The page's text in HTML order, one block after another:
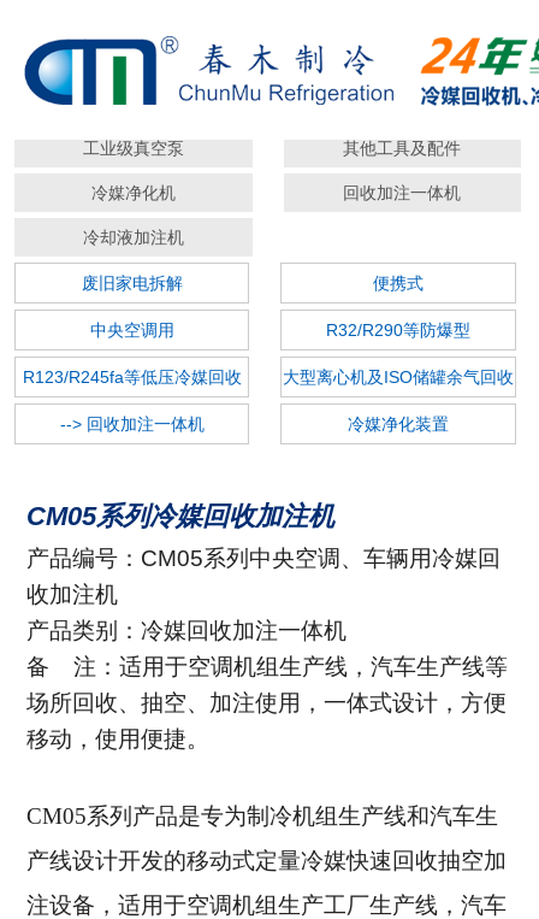
--> 冷媒回收机 冷媒加注机
工业级真空泵 其他工具及配件
冷媒净化机 回收加注一体机
冷却液加注机
废旧家电拆解 便携式
中央空调用 R32/R290等防爆型
R123/R245fa等低压冷媒回收
机
大型离心机及ISO储罐余气回收
--> 回收加注一体机 冷媒净化装置
CM05系列冷媒回收加注机
产品编号： CM05系列中央空调、车辆用冷媒回
收加注机
产品类别：冷媒回收加注一体机
备 注：适用于空调机组生产线，汽车生产线等
场所回收、抽空、加注使用，一体式设计，方便
移动，使用便捷。
CM05系列产品是专为制冷机组生产线和汽车生
产线设计开发的移动式定量冷媒快速回收抽空加
注设备，适用于空调机组生产工厂生产线，汽车